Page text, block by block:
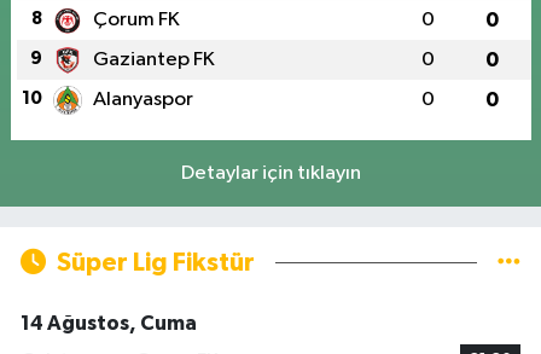
8 Çorum FK 0 0
9 Gaziantep FK 0 0
10 Alanyaspor 0 0
Detaylar için tıklayın
Süper Lig Fikstür
14 Ağustos, Cuma